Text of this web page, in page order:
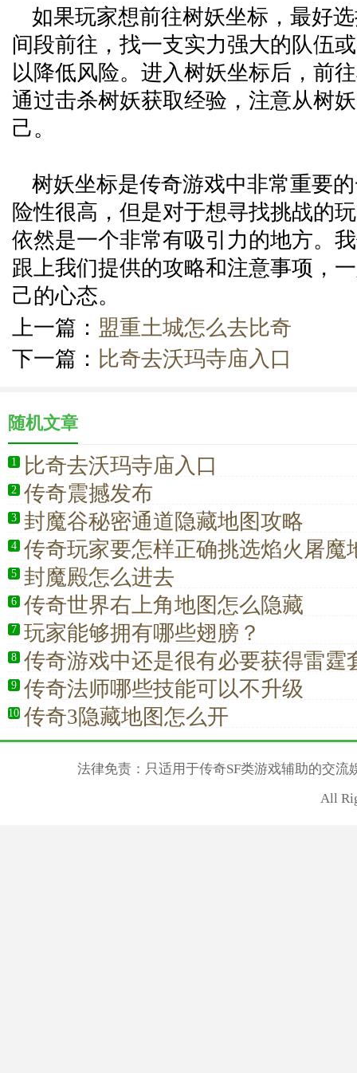
如果玩家想前往树妖坐标，最好
间段前往，找一支实力强大的队伍
以降低风险。进入树妖坐标后，前
通过击杀树妖获取经验，注意从树
己。
树妖坐标是传奇游戏中非常重要
险性很高，但是对于想寻找挑战的
依然是一个非常有吸引力的地方。
跟上我们提供的攻略和注意事项，
己的心态。
上一篇： 盟重土城怎么去比奇
下一篇： 比奇去沃玛寺庙入口
随机文章
1 比奇去沃玛寺庙入口
2 传奇震撼发布
3 封魔谷秘密通道隐藏地图攻略
4 传奇玩家要怎样正确挑选焰火屠魔
5 封魔殿怎么进去
6 传奇世界右上角地图怎么隐藏
7 玩家能够拥有哪些翅膀？
8 传奇游戏中还是很有必要获得雷霆
9 传奇法师哪些技能可以不升级
10 传奇3隐藏地图怎么开
法律免责：只适用于传奇SF类游戏辅助的交
All